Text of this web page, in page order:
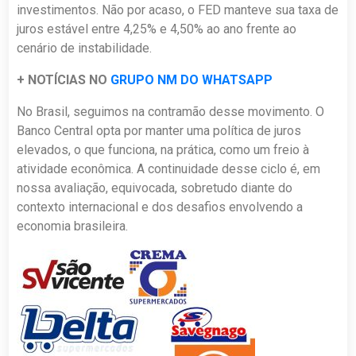
investimentos. Não por acaso, o FED manteve sua taxa de
juros estável entre 4,25% e 4,50% ao ano frente ao
cenário de instabilidade.
+ NOTÍCIAS NO GRUPO NM DO WHATSAPP
No Brasil, seguimos na contramão desse movimento. O
Banco Central opta por manter uma política de juros
elevados, o que funciona, na prática, como um freio à
atividade econômica. A continuidade desse ciclo é, em
nossa avaliação, equivocada, sobretudo diante do
contexto internacional e dos desafios envolvendo a
economia brasileira.